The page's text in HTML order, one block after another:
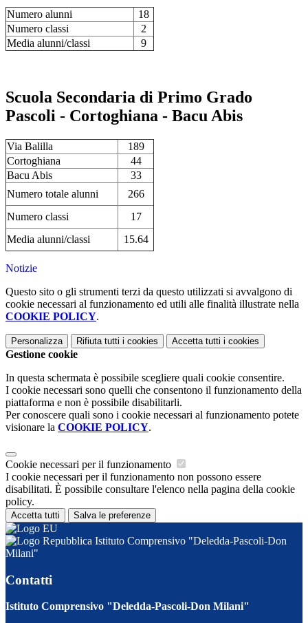
Numero alunni
18
Numero classi
2
Media alunni/classi
9
Scuola Secondaria di Primo Grado
Pascoli - Cortoghiana - Bacu Abis
Via Balilla
189
Cortoghiana
44
Bacu Abis
33
Numero totale alunni
266
Numero classi
17
Media alunni/classi
15.64
Notizie
Questo sito o gli strumenti terzi da questo utilizzati si avvalgono di
cookie necessari al funzionamento ed utili alle finalità illustrate nella
COOKIE POLICY.
Personalizza Rifiuta tutti i cookies Accetta tutti i cookies
Gestione cookie
In questa schermata è possibile scegliere quali cookie consentire.
I cookie necessari sono quelli che consentono il funzionamento della
piattaforma e non è possibile disabilitarli.
Per conoscere quali sono i cookie necessari al funzionamento potete
visionare la COOKIE POLICY.
Cookie necessari per il funzionamento
I cookie necessari per il funzionamento non possono essere
disabilitati. È possibile consultare l'elenco nella pagina della cookie
policy.
Accetta tutti Salva le preferenze
Istituto Comprensivo "Deledda-Pascoli-Don
Milani"
Contatti
Istituto Comprensivo "Deledda-Pascoli-Don Milani"